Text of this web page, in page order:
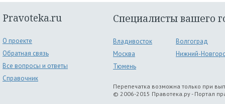
Pravoteka.ru
О проекте
Обратная связь
Все вопросы и ответы
Справочник
Специалисты вашего
Владивосток
Волгоград
Москва
Нижний-
Тюмень
Перепечатка возможна только при
© 2006-2015 Правотека.ру - Портал